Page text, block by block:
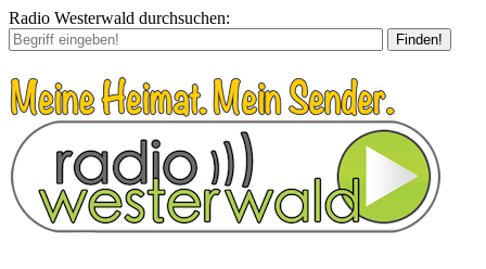
Radio Westerwald durchsuchen:
Finden!